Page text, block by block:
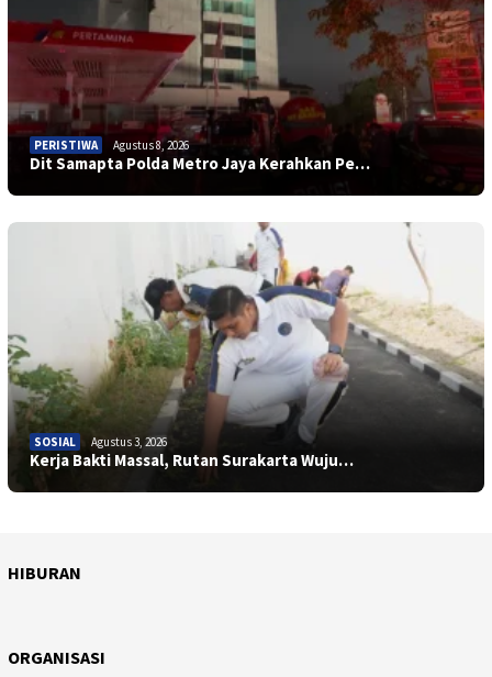
PERISTIWA Agustus 8, 2026
Dit Samapta Polda Metro Jaya Kerahkan Pe…
SOSIAL Agustus 7, 2026
Lapas Kelas IIA Cilegon Tebar Kepedulian…
PERISTIWA Agustus 3, 2026
Respon Cepat Satgas Kepolisian Operasi D…
SOSIAL Agustus 3, 2026
Kerja Bakti Massal, Rutan Surakarta Wuju…
HIBURAN
Sentuhan Sinematik Ifan Seventeen, &#821…
Taman Bermain Indoor untuk Anak, Champio…
ORGANISASI